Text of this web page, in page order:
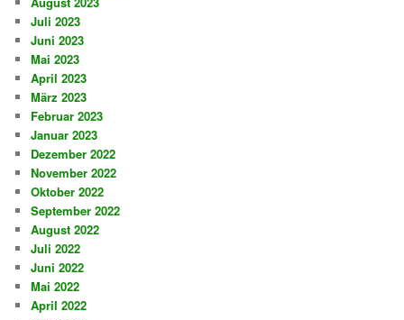
Juli 2023
Juni 2023
Mai 2023
April 2023
März 2023
Februar 2023
Januar 2023
Dezember 2022
November 2022
Oktober 2022
September 2022
August 2022
Juli 2022
Juni 2022
Mai 2022
April 2022